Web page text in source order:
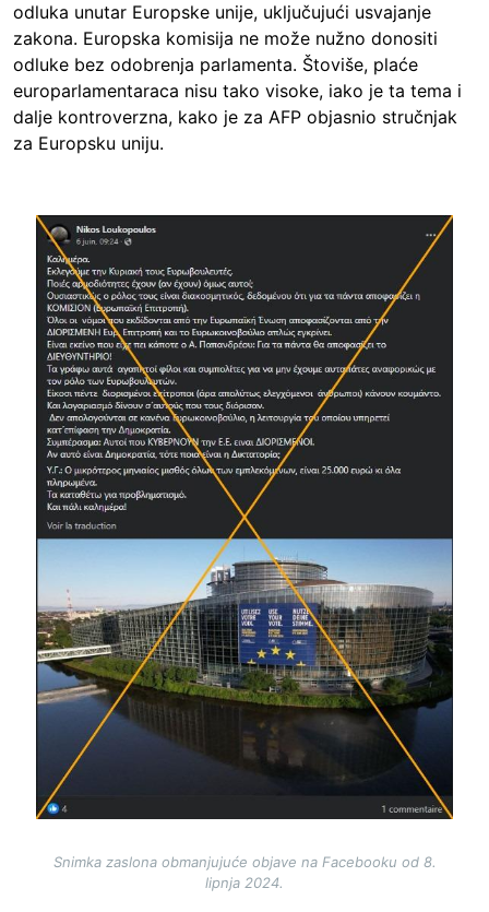
odluka unutar Europske unije, uključujući usvajanje
zakona. Europska komisija ne može nužno donositi
odluke bez odobrenja parlamenta. Štoviše, plaće
europarlamentaraca nisu tako visoke, iako je ta tema i
dalje kontroverzna, kako je za AFP objasnio stručnjak
za Europsku uniju.
Image
Snimka zaslona obmanjujuće objave na Facebooku od 8.
lipnja 2024.